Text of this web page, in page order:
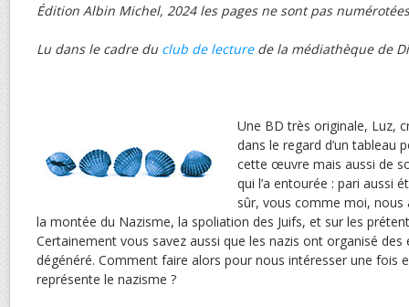
Édition Albin Michel, 2024 les pages ne sont pas
Lu dans le cadre du club de lecturede la médiathèque de
Une BD très originale, Luz,
dans le regard d’un tableau
cette œuvre mais aussi de
qui l’a entourée : pari aussi
sûr, vous comme moi, nous
la montée du Nazisme, la spoliation des Juifs, et sur les
Certainement vous savez aussi que les nazis ont organisé des
dégénéré. Comment faire alors pour nous intéresser une fois
représente le nazisme ?